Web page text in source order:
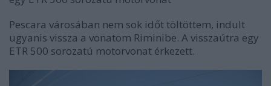
Pescara városában nem sok időt töltöttem, indult
ugyanis vissza a vonatom Riminibe. A visszaútra egy
ETR 500 sorozatú motorvonat érkezett.